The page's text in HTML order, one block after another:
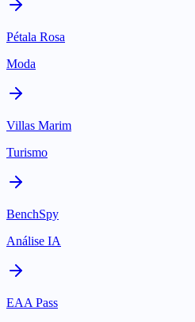
Pétala Rosa
Moda
Villas Marim
Turismo
BenchSpy
Análise IA
EAA Pass